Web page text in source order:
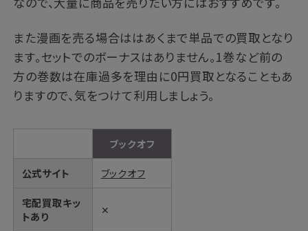
また漫画を売る場合ははあくまで単品での買取となり
ます。セットでのボーナスはありません。1巻など前の
方の巻数は在庫過多を理由に0円買取となることもあ
りますので、気をつけて利用しましょう。
ブックオフ
公式サイト ブックオフ
宅配買取キッ
トあり
✕